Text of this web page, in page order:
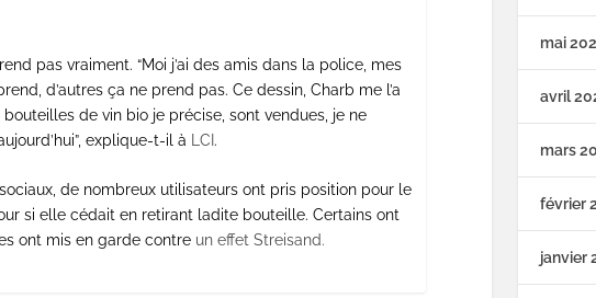
pas vraiment. “Moi j’ai des amis dans la police, mes
d’autres ça ne prend pas. Ce dessin, Charb me l’a
de vin bio je précise, sont vendues, je ne
explique-t-il à
LCI .
de nombreux utilisateurs ont pris position pour le
si elle cédait en retirant ladite bouteille. Certains ont
ont mis en garde contre un effet Streisand.
mai
avril
mars
février
janvier